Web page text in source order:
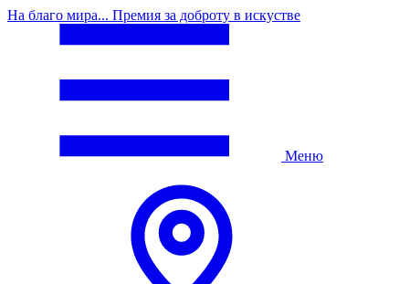
На благо мира... Премия за доброту в искустве
Меню